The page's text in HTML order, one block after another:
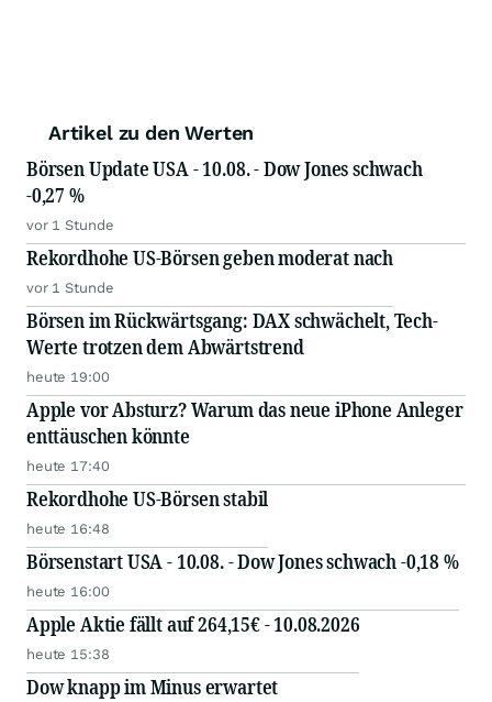
Artikel zu den Werten
Börsen Update USA - 10.08. - Dow Jones schwach
-0,27 %
vor 1 Stunde
Rekordhohe US-Börsen geben moderat nach
vor 1 Stunde
Börsen im Rückwärtsgang: DAX schwächelt, Tech-
Werte trotzen dem Abwärtstrend
heute 19:00
Apple vor Absturz? Warum das neue iPhone Anleger
enttäuschen könnte
heute 17:40
Rekordhohe US-Börsen stabil
heute 16:48
Börsenstart USA - 10.08. - Dow Jones schwach -0,18 %
heute 16:00
Apple Aktie fällt auf 264,15€ - 10.08.2026
heute 15:38
Dow knapp im Minus erwartet